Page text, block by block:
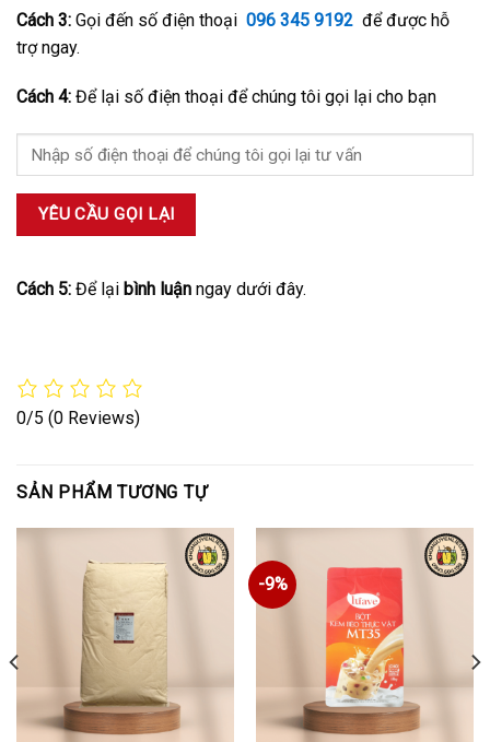
Cách 3: Gọi đến số điện thoại 096 345 9192 để được hỗ
trợ ngay.
Cách 4: Để lại số điện thoại để chúng tôi gọi lại cho bạn
Cách 5: Để lại bình luận ngay dưới đây.
0/5 (0 Reviews)
SẢN PHẨM TƯƠNG TỰ
-9%